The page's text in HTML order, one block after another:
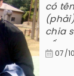
có
chia
sống
07/